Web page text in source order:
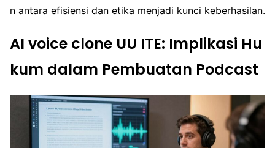
n antara efisiensi dan etika menjadi kunci keberhasilan.
AI voice clone UU ITE: Implikasi Hu
kum dalam Pembuatan Podcast